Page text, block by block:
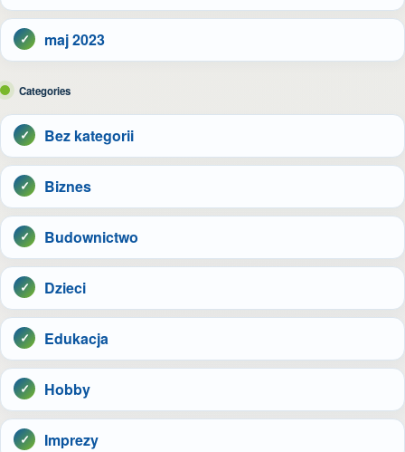
maj 2023
Categories
Bez kategorii
Biznes
Budownictwo
Dzieci
Edukacja
Hobby
Imprezy